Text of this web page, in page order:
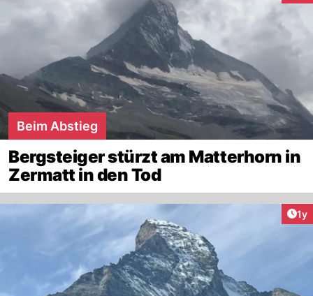
Beim Abstieg
Bergsteiger stürzt am Matterhorn in
Zermatt in den Tod
1y